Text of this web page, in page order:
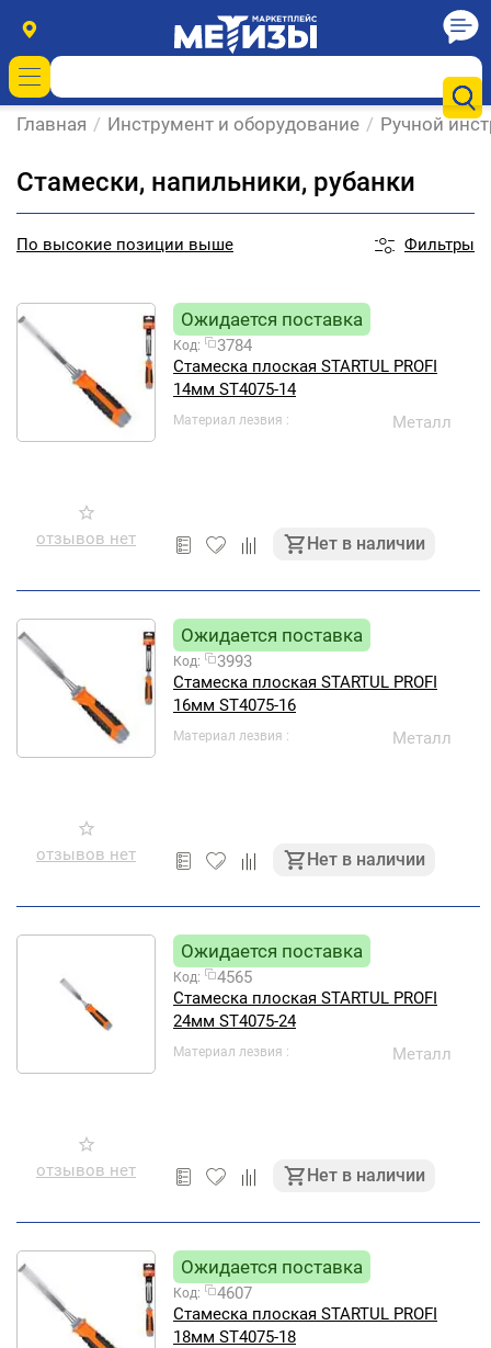
Главная / Инструмент и оборудование / Ручной
Стамески, напильники, рубанки
По высокие позиции выше Фильтры
отзывов нет
Ожидается поставка
Код:
3784
Стамеска плоская STARTUL PROFI
14мм ST4075-14
Материал лезвия Металл
Нет в наличии
отзывов нет
Ожидается поставка
Код:
3993
Стамеска плоская STARTUL PROFI
16мм ST4075-16
Материал лезвия Металл
Нет в наличии
отзывов нет
Ожидается поставка
Код:
4565
Стамеска плоская STARTUL PROFI
24мм ST4075-24
Материал лезвия Металл
Нет в наличии
Ожидается поставка
Код:
4607
Стамеска плоская STARTUL PROFI
18мм ST4075-18